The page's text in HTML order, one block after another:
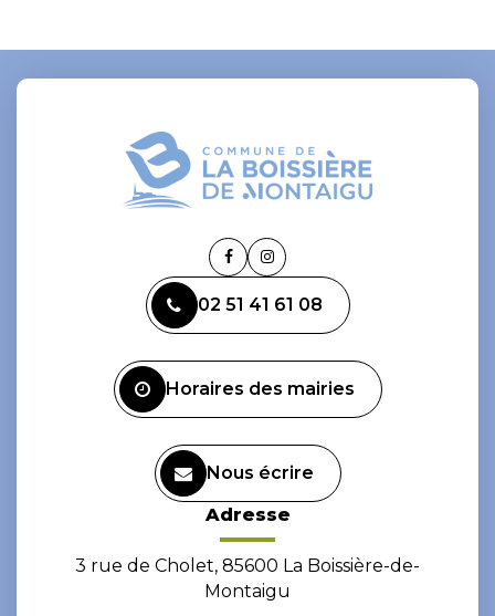
Lien
le
compte
Lien
le
compte
02 51 41 61 08
Horaires des mairies
Nous écrire
Adresse
3 rue de Cholet, 85600 La Boissière-de-
Montaigu